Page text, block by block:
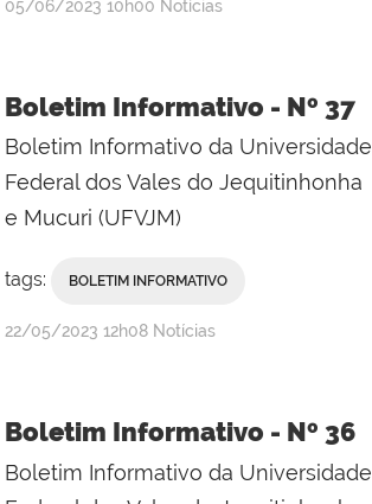
publicado
05/06/2023 10h00 Notícias
Boletim Informativo - Nº 37
Boletim Informativo da Universidade
Federal dos Vales do Jequitinhonha
e Mucuri (UFVJM)
tags: BOLETIM INFORMATIVO
publicado
22/05/2023 12h08 Notícias
Boletim Informativo - Nº 36
Boletim Informativo da Universidade